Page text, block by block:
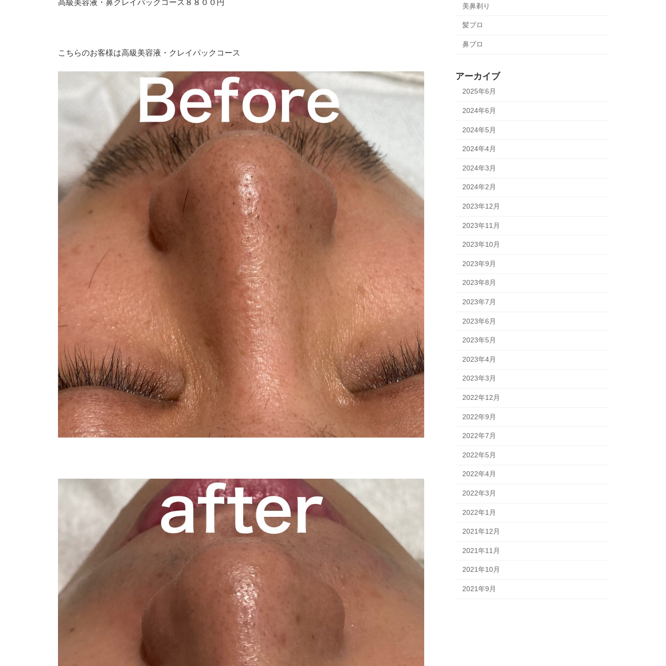
高級美容液・鼻クレイパックコース８８００円
こちらのお客様は高級美容液・クレイパックコース
美鼻剃り
髪ブロ
鼻ブロ
アーカイブ
2025年6月
2024年6月
2024年5月
2024年4月
2024年3月
2024年2月
2023年12月
2023年11月
2023年10月
2023年9月
2023年8月
2023年7月
2023年6月
2023年5月
2023年4月
2023年3月
2022年12月
2022年9月
2022年7月
2022年5月
2022年4月
2022年3月
2022年1月
2021年12月
2021年11月
2021年10月
2021年9月